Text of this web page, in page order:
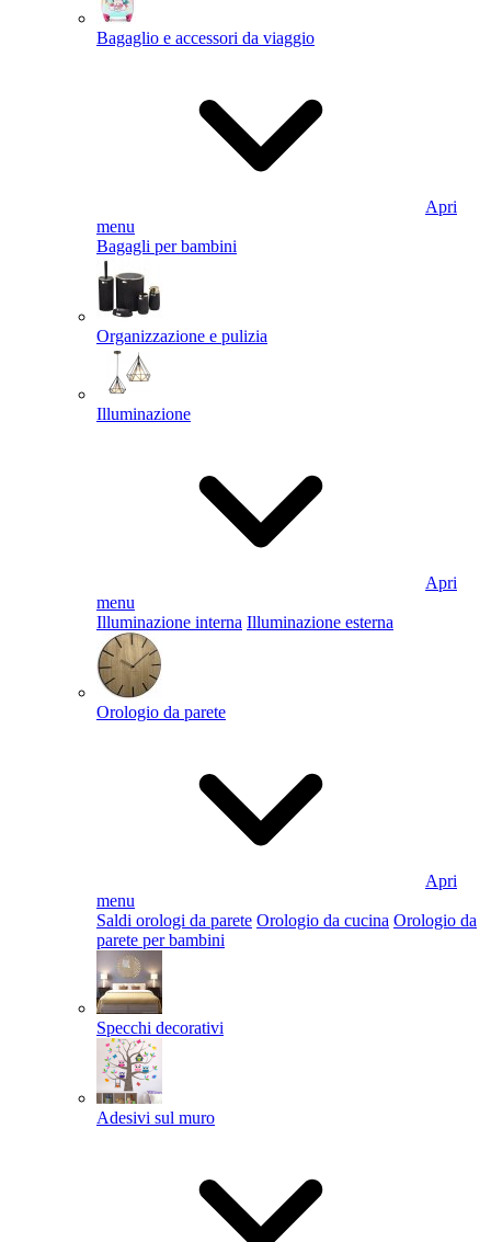
Bagaglio e accessori da viaggio
Apri
menu
Bagagli per bambini
Organizzazione e pulizia
Illuminazione
Apri
menu
Illuminazione interna Illuminazione esterna
Orologio da parete
Apri
menu
Saldi orologi da parete Orologio da cucina Orologio da
parete per bambini
Specchi decorativi
Adesivi sul muro